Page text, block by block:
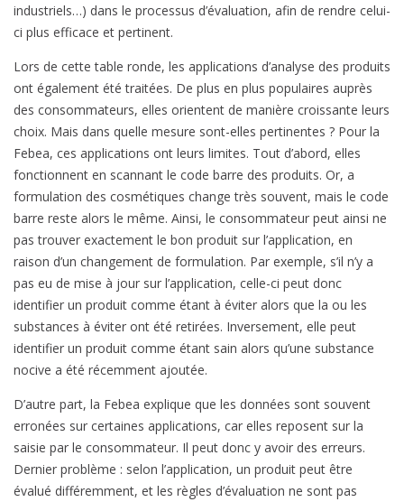
industriels…) dans le processus d’évaluation, afin de rendre celui-
ci plus efficace et pertinent.
Lors de cette table ronde, les applications d’analyse des produits
ont également été traitées. De plus en plus populaires auprès
des consommateurs, elles orientent de manière croissante leurs
choix. Mais dans quelle mesure sont-elles pertinentes ? Pour la
Febea, ces applications ont leurs limites. Tout d’abord, elles
fonctionnent en scannant le code barre des produits. Or, a
formulation des cosmétiques change très souvent, mais le code
barre reste alors le même. Ainsi, le consommateur peut ainsi ne
pas trouver exactement le bon produit sur l’application, en
raison d’un changement de formulation. Par exemple, s’il n’y a
pas eu de mise à jour sur l’application, celle-ci peut donc
identifier un produit comme étant à éviter alors que la ou les
substances à éviter ont été retirées. Inversement, elle peut
identifier un produit comme étant sain alors qu’une substance
nocive a été récemment ajoutée.
D’autre part, la Febea explique que les données sont souvent
erronées sur certaines applications, car elles reposent sur la
saisie par le consommateur. Il peut donc y avoir des erreurs.
Dernier problème : selon l’application, un produit peut être
évalué différemment, et les règles d’évaluation ne sont pas